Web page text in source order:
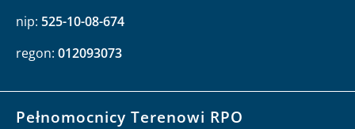
nip: 525-10-08-674
regon: 012093073
Pełnomocnicy Terenowi RPO